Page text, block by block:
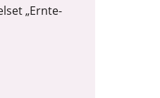
„Ernte-